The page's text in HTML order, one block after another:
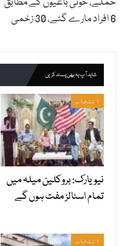
6 افراد مارے گئے، 30 زخمی
شاید آپ یہ بھی پسند کریں
انتخاب
نیویارک: بروکلین میلہ میں
تمام اسٹالز مفت ہوں گے
انتخاب